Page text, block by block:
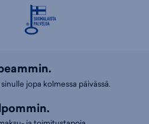
jopa kolmessa päivässä.